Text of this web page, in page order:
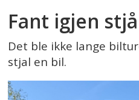
Fant igjen
Det ble ikke lange
stjal en bil.